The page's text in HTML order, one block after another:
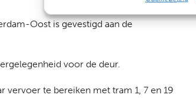
Oost is gevestigd aan de
voor de deur.
vervoer te bereiken met tram 1, 7 en 19